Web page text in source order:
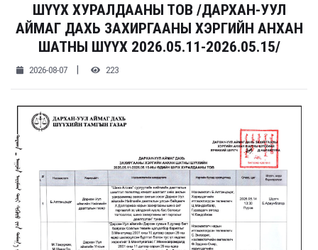
ШҮҮХ ХУРАЛДААНЫ ТОВ /ДАРХАН-УУЛ
АЙМАГ ДАХЬ ЗАХИРГААНЫ ХЭРГИЙН АНХАН
ШАТНЫ ШҮҮХ 2026.05.11-2026.05.15/
2026-08-07 | 223